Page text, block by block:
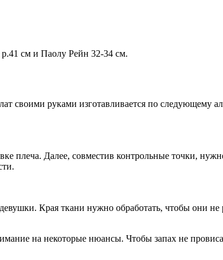
см и Паолу Рейн 32-34 см.
своими руками изготавливается по следующему
плеча. Далее, совместив контрольные точки,
Края ткани нужно обработать, чтобы они
на некоторые нюансы. Чтобы запах не